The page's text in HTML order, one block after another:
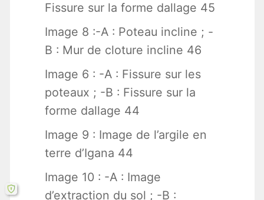
Fissure sur la forme dallage 45
Image 8 :-A : Poteau incline ; -
B : Mur de cloture incline 46
Image 6 : -A : Fissure sur les
poteaux ; -B : Fissure sur la
forme dallage 44
Image 9 : Image de l’argile en
terre d’Igana 44
Image 10 : -A : Image
d’extraction du sol ; -B :